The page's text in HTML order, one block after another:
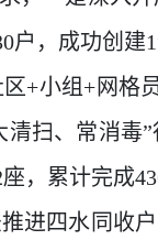
户，成功创建1
+小组 +网格
清扫、常消毒”
座，累计完成
进四水同收